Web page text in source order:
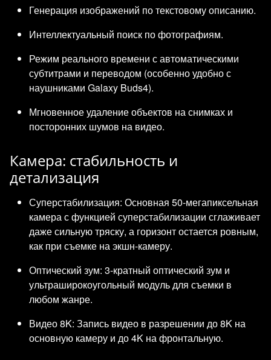
Генерация изображений по текстовому описанию.
Интеллектуальный поиск по фотографиям.
Режим реального времени с автоматическими
субтитрами и переводом (особенно удобно с
наушниками Galaxy Buds4).
Мгновенное удаление объектов на снимках и
посторонних шумов на видео.
Камера: стабильность и
детализация
Суперстабилизация: Основная 50-мегапиксельная
камера с функцией суперстабилизации сглаживает
даже сильную тряску, а горизонт остается ровным,
как при съемке на экшн-камеру.
Оптический зум: 3-кратный оптический зум и
ультраширокоугольный модуль для съемки в
любом жанре.
Видео 8K: Запись видео в разрешении до 8K на
основную камеру и до 4K на фронтальную.